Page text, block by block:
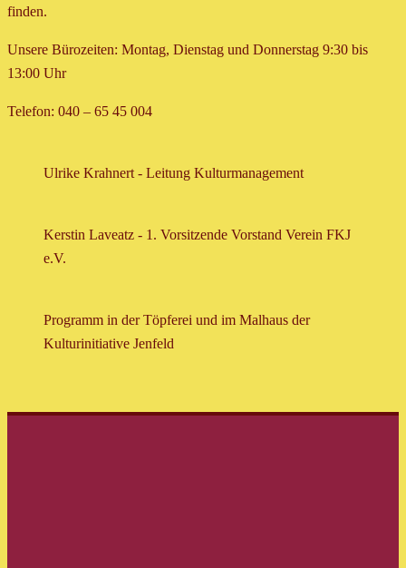
finden.
Unsere Bürozeiten: Montag, Dienstag und Donnerstag 9:30 bis
13:00 Uhr
Telefon: 040 – 65 45 004
Ulrike Krahnert - Leitung Kulturmanagement
Kerstin Laveatz - 1. Vorsitzende Vorstand Verein FKJ
e.V.
Programm in der Töpferei und im Malhaus der
Kulturinitiative Jenfeld